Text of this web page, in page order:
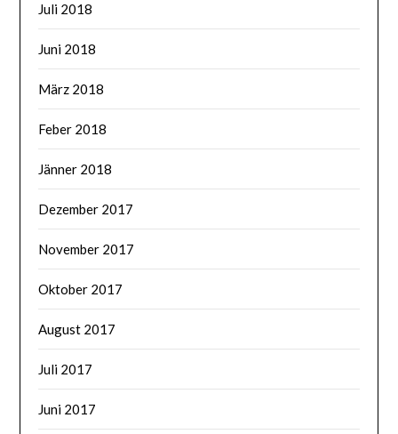
Juli 2018
Juni 2018
März 2018
Feber 2018
Jänner 2018
Dezember 2017
November 2017
Oktober 2017
August 2017
Juli 2017
Juni 2017